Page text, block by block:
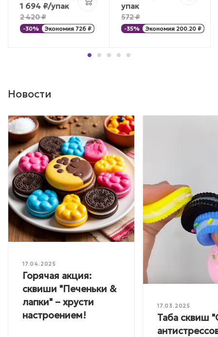
1 694 ₽/упак
2 420₽
-30% Экономия 726 ₽
упак
572₽
-35% Экономия 200.20 ₽
Новости
17.04.2025
Горячая акция:
сквиши "Печеньки &
лапки" – хрусти
настроением!
17.03.2025
Таба сквиш